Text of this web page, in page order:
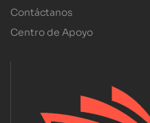
Contáctanos
Centro de Apoyo